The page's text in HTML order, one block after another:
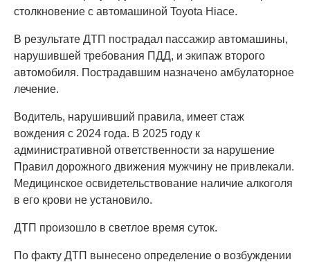
столкновение с автомашиной Toyota Hiace.
В результате ДТП пострадал пассажир автомашины,
нарушившей требования ПДД, и экипаж второго
автомобиля. Пострадавшим назначено амбулаторное
лечение.
Водитель, нарушивший правила, имеет стаж
вождения с 2024 года. В 2025 году к
административной ответственности за нарушение
Правил дорожного движения мужчину не привлекали.
Медицинское освидетельствование наличие алкоголя
в его крови не установило.
ДТП произошло в светлое время суток.
По факту ДТП вынесено определение о возбуждении